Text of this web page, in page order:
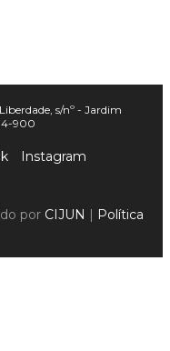
s/nº - Jardim
900
Instagram
por CIJUN | Política